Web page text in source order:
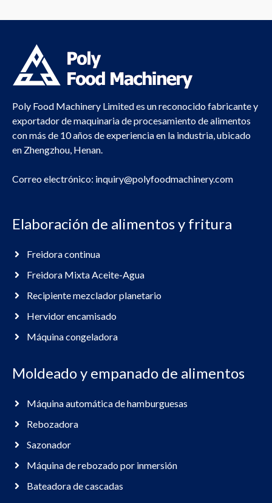
Poly Food Machinery Limited es un reconocido fabricante y
exportador de maquinaria de procesamiento de alimentos
con más de 10 años de experiencia en la industria, ubicado
en Zhengzhou, Henan.
Correo electrónico: inquiry@polyfoodmachinery.com
Elaboración de alimentos y fritura
Freidora continua
Freidora Mixta Aceite-Agua
Recipiente mezclador planetario
Hervidor encamisado
Máquina congeladora
Moldeado y empanado de alimentos
Máquina automática de hamburguesas
Rebozadora
Sazonador
Máquina de rebozado por inmersión
Bateadora de cascadas